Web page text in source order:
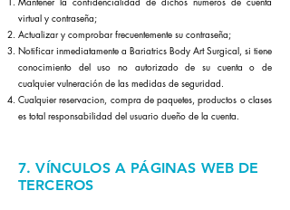
virtual y contraseña;
Actualizar y comprobar frecuentemente su contraseña;
Notificar inmediatamente a Bariatrics Body Art Surgical, si tiene
conocimiento del uso no autorizado de su cuenta o de
cualquier vulneración de las medidas de seguridad.
Cualquier reservacion, compra de paquetes, productos o clases
es total responsabilidad del usuario dueño de la cuenta.
7. VÍNCULOS A PÁGINAS WEB DE
TERCEROS